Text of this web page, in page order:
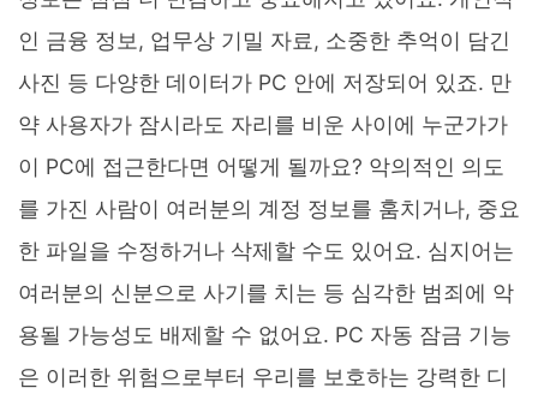
인 금융 정보, 업무상 기밀 자료, 소중한 추억이 담긴
사진 등 다양한 데이터가 PC 안에 저장되어 있죠. 만
약 사용자가 잠시라도 자리를 비운 사이에 누군가가
이 PC에 접근한다면 어떻게 될까요? 악의적인 의도
를 가진 사람이 여러분의 계정 정보를 훔치거나, 중요
한 파일을 수정하거나 삭제할 수도 있어요. 심지어는
여러분의 신분으로 사기를 치는 등 심각한 범죄에 악
용될 가능성도 배제할 수 없어요. PC 자동 잠금 기능
은 이러한 위험으로부터 우리를 보호하는 강력한 디